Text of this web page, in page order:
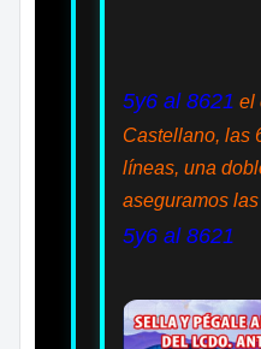
5y6 al 8621 el
Castellano, las
líneas, una
aseguramos
5y6 al 8621